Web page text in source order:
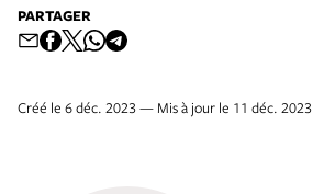
PARTAGER
Créé le 6 déc. 2023 — Mis à jour le 11 déc. 2023